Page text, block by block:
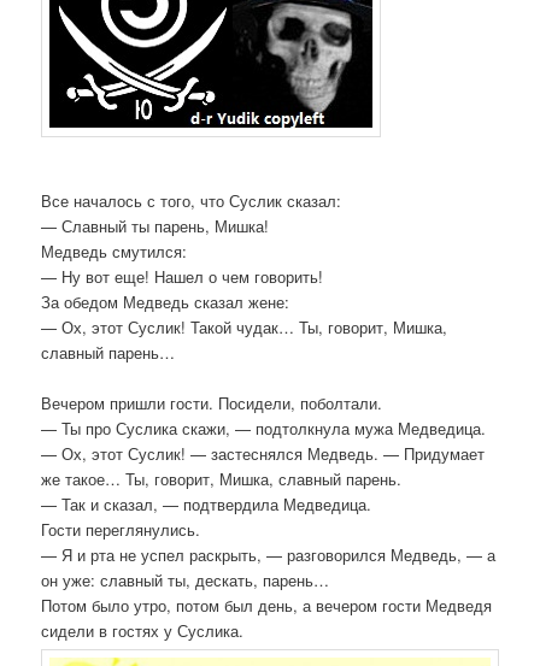
Все началось с того, что Суслик сказал:
— Славный ты парень, Мишка!
Медведь смутился:
— Ну вот еще! Нашел о чем говорить!
За обедом Медведь сказал жене:
— Ох, этот Суслик! Такой чудак… Ты, говорит, Мишка,
славный парень…
Вечером пришли гости. Посидели, поболтали.
— Ты про Суслика скажи, — подтолкнула мужа Медведица.
— Ох, этот Суслик! — застеснялся Медведь. — Придумает
же такое… Ты, говорит, Мишка, славный парень.
— Так и сказал, — подтвердила Медведица.
Гости переглянулись.
— Я и рта не успел раскрыть, — разговорился Медведь, — а
он уже: славный ты, дескать, парень…
Потом было утро, потом был день, а вечером гости Медведя
сидели в гостях у Суслика.